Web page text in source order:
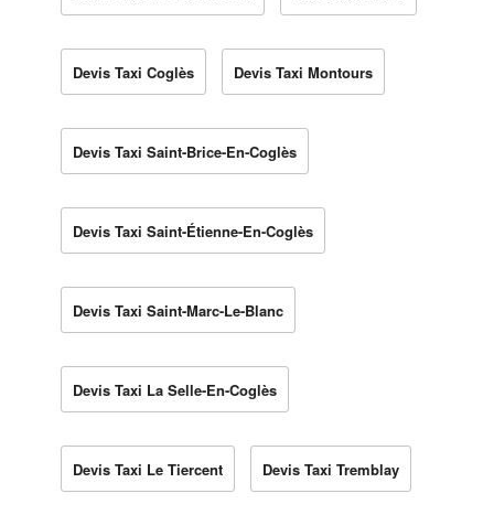
Devis Taxi Coglès Devis Taxi Montours
Devis Taxi Saint-Brice-En-Coglès
Devis Taxi Saint-Étienne-En-Coglès
Devis Taxi Saint-Marc-Le-Blanc
Devis Taxi La Selle-En-Coglès
Devis Taxi Le Tiercent Devis Taxi Tremblay